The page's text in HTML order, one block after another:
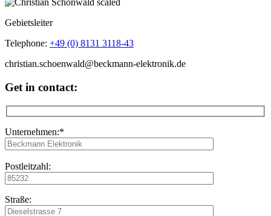
Gebietsleiter
Telephone: +49 (0) 8131 3118-43
Get in contact:
Unternehmen:*
Postleitzahl:
Straße: